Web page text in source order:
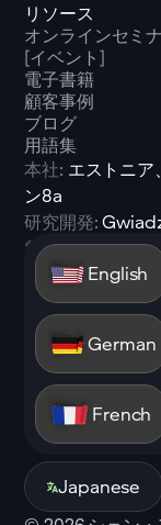
リソース
オンラインセミ
[イベント]
電子書籍
顧客事例
ブログ
用語集
本社: エストニア
ン8a
研究開発:
電子メール:
LinkedIn
フォロー
English
German
French
Japanese